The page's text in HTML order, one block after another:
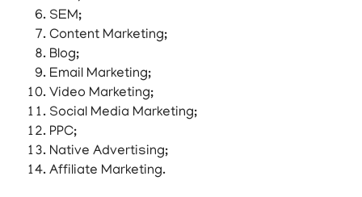
SEM;
Content Marketing;
Blog;
Email Marketing;
Video Marketing;
Social Media Marketing;
PPC;
Native Advertising;
Affiliate Marketing.